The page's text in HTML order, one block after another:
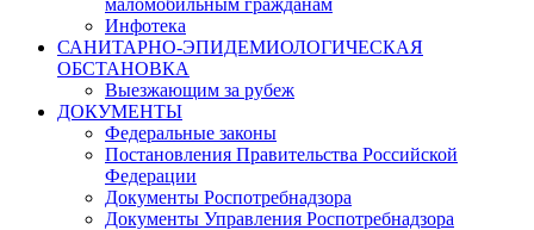
маломобильным гражданам
Инфотека
САНИТАРНО-ЭПИДЕМИОЛОГИЧЕСКАЯ
ОБСТАНОВКА
Выезжающим за рубеж
ДОКУМЕНТЫ
Федеральные законы
Постановления Правительства Российской
Федерации
Документы Роспотребнадзора
Документы Управления Роспотребнадзора